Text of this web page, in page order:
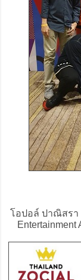
โอปอล์ ปาณิสรา